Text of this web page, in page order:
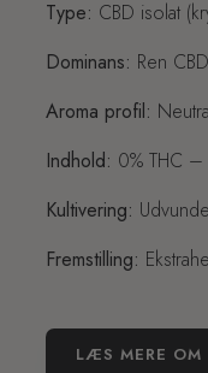
Type: CBD isolat
Dominans: Ren CBD
Aroma profil:
Indhold: 0% THC
Kultivering:
Fremstilling:
LÆS MERE OM